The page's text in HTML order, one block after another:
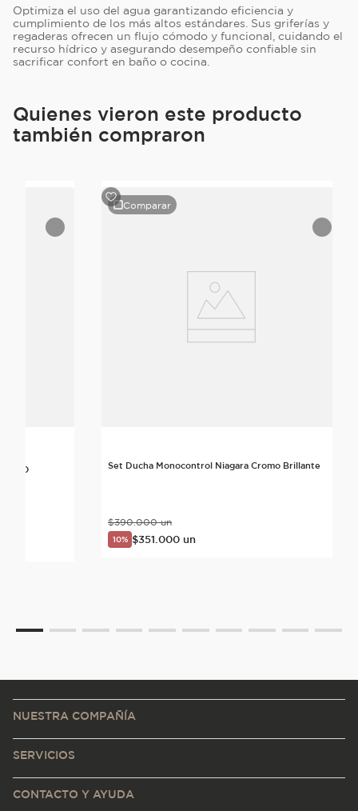
Optimiza el uso del agua garantizando eficiencia y
cumplimiento de los más altos estándares. Sus griferías y
regaderas ofrecen un flujo cómodo y funcional, cuidando el
recurso hídrico y asegurando desempeño confiable sin
sacrificar confort en baño o cocina.
Quienes vieron este producto
también compraron
Comparar
Set Ducha Monocontrol Niagara Cromo Brillante
$390.000 un
10% $351 000 un
NUESTRA COMPAÑÍA
SERVICIOS
CONTACTO Y AYUDA